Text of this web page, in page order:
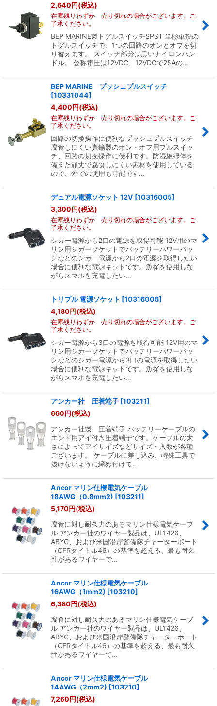
2,640円(税込)
在庫残りわずか 売り切れの場合がございます。ご
了承ください。
BEP MARINE製トグルスイッチSPST 単極単投の
トグルスイッチで、1つの回路のオンとオフを切
り替えます。 スイッチ部分は黒いナイロンハン
ドル。 公称電圧は12VDC、12VDCで25Aの…
BEP MARINE プッシュプルスイッチ
[10331044]
4,400円(税込)
在庫残りわずか 売り切れの場合がございます。ご
了承ください。
回路の切換操作に便利なプッシュプルスイッチ
腐食しにくい真鍮製のオン・オフ用プルスイッ
チ、回路の切換操作に便利です。防湿絶縁体を
備えた頑丈で腐食しにくい素材を使用している
ので、外での使用も可能です…
デュアル電源ソケット 12V [10316005]
3,300円(税込)
在庫残りわずか 売り切れの場合がございます。ご
了承ください。
シガー電源から2口の電源を取得可能 12V用のマ
リン用シガーソケットでバッテリーパワーパッ
クなどのシガー電源から2口の電源を取得したい
場合に便利な電源キットです。魚探を使用しな
がらスマホを充電したい…
トリプル 電源ソケット [10316006]
4,180円(税込)
在庫残りわずか 売り切れの場合がございます。ご
了承ください。
シガー電源から3口の電源を取得可能 12V用のマ
リン用シガーソケットでバッテリーパワーパッ
クなどのシガー電源から3口の電源を取得したい
場合に便利な電源キットです。魚探を使用しな
がらスマホを充電したい…
アンカー社 圧着端子 [103211]
660円(税込)
アンカー社製 圧着端子 バッテリーケーブルの
エンド用アイ付き圧着端子です。ケーブルの太
さによってアイサイズなどサイズ・入数が各種
ございます。 ケーブルに差し込み、特殊工具で
抜けないように締め付けて…
Ancor マリン仕様電気ケーブル
18AWG（0.8mm2) [103211]
5,170円(税込)
腐食に対し耐久力のあるマリン仕様電気ケーブ
ル アンカー社のワイヤー製品は、UL1426、
ABYC、および米国沿岸警備隊チャーターボート
（CFRタイトル46）の基準を超える、最も耐久
性があるワイヤーで…
Ancor マリン仕様電気ケーブル
16AWG（1mm2) [103210]
6,380円(税込)
腐食に対し耐久力のあるマリン仕様電気ケーブ
ル アンカー社のワイヤー製品は、UL1426、
ABYC、および米国沿岸警備隊チャーターボート
（CFRタイトル46）の基準を超える、最も耐久
性があるワイヤーで…
Ancor マリン仕様電気ケーブル
14AWG（2mm2) [103210]
7,260円(税込)